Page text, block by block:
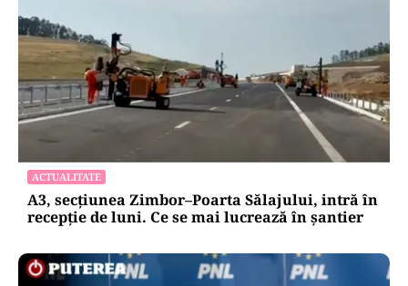
ACTUALITATE
A3, secțiunea Zimbor–Poarta Sălajului, intră în
recepție de luni. Ce se mai lucrează în șantier